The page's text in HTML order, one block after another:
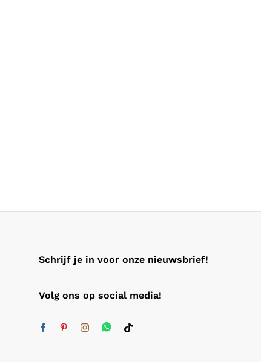
Schrijf je in voor onze nieuwsbrief!
Volg ons op social media!